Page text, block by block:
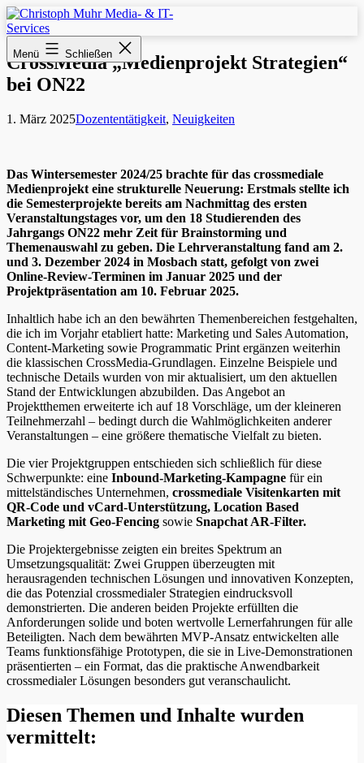
Zum
Inhalt
springen
Christoph
Muhr
Media-
&
Services
Menü Schließen
CrossMedia „Medienprojekt Strategien“
bei ON22
Veröffentlicht
1. März 2025Kategorisiert
Dozententätigkeit, Neuigkeiten
Das Wintersemester 2024/25 brachte für das crossmediale
Medienprojekt eine strukturelle Neuerung: Erstmals stellte ich
die Semesterprojekte bereits am Nachmittag des ersten
Veranstaltungstages vor, um den 18 Studierenden des
Jahrgangs ON22 mehr Zeit für Brainstorming und
Themenauswahl zu geben. Die Lehrveranstaltung fand am 2.
und 3. Dezember 2024 in Mosbach statt, gefolgt von zwei
Online-Review-Terminen im Januar 2025 und der
Projektpräsentation am 10. Februar 2025.
Inhaltlich habe ich an den bewährten Themenbereichen festgehalten,
die ich im Vorjahr etabliert hatte: Marketing und Sales Automation,
Content-Marketing sowie Programmatic Print ergänzen weiterhin
die klassischen CrossMedia-Grundlagen. Einzelne Beispiele und
technische Details wurden von mir aktualisiert, um den aktuellen
Stand der Entwicklungen abzubilden. Das Angebot an
Projektthemen erweiterte ich auf 18 Vorschläge, um der kleineren
Teilnehmerzahl – bedingt durch die Wahlmöglichkeiten anderer
Veranstaltungen – eine größere thematische Vielfalt zu bieten.
Die vier Projektgruppen entschieden sich schließlich für diese
Schwerpunkte: eine Inbound-Marketing-Kampagne für ein
mittelständisches Unternehmen, crossmediale Visitenkarten mit
QR-Code und vCard-Unterstützung, Location Based
Marketing mit Geo-Fencing sowie Snapchat AR-Filter.
Die Projektergebnisse zeigten ein breites Spektrum an
Umsetzungsqualität: Zwei Gruppen überzeugten mit
herausragenden technischen Lösungen und innovativen Konzepten,
die das Potenzial crossmedialer Strategien eindrucksvoll
demonstrierten. Die anderen beiden Projekte erfüllten die
Anforderungen solide und boten wertvolle Lernerfahrungen für alle
Beteiligten. Nach dem bewährten MVP-Ansatz entwickelten alle
Teams funktionsfähige Prototypen, die sie in Live-Demonstrationen
präsentierten – ein Format, das die praktische Anwendbarkeit
crossmedialer Lösungen besonders gut veranschaulicht.
Diesen Themen und Inhalte wurden
vermittelt: